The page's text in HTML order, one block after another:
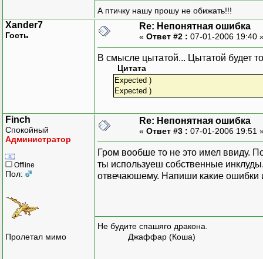
break;
case 0 : return;
}
}
#include <iostream.h>
#include <iomanip.h>
#include <string.h>
#include <conio.h>
#include "s_emp.h"
#include "v&v.h"
#include "menu.h"
#include "exec.h"
{ clrscr();
int y;
А птичку нашу прошу не обижать!!!
Xander7
Гость
Re: Непонятная ошибка
« Ответ #2 : 07-01-2006 19:40
В смысле цытатой... Цытатой будет
Цитата
Expected )
Expected )
Finch
Спокойный
Администратор
Offline
Пол:
Пролетал мимо
Re: Непонятная ошибка
« Ответ #3 : 07-01-2006 19:51
Гром вообше то не это имел ввиду.
ты используеш собственные
отвечаюшему. Напиши какие ошибки
Не будите спашяго дракона.
Джаффар (Коша)